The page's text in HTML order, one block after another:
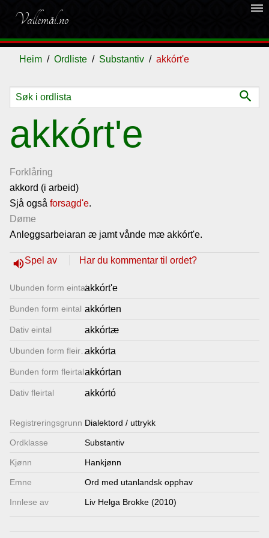
Vallemål.no
dehaze
Heim Ordliste Substantiv akkórt'e
search
akkórt'e
Forklåring
akkord (i arbeid)
Sjå også forsagd'e.
Døme
Anleggsarbeiaran æ jamt vånde mæ akkórt'e.
volume_upSpel av Har du kommentar til ordet?
Ubunden form eintalakkórt'e
Bunden form eintal akkórten
Dativ eintal akkórtæ
Ubunden form fleirtal
akkórta
Bunden form fleirtalakkórtan
Dativ fleirtal akkórtó
Registrerings­grunn Dialektord / uttrykk
Ordklasse Substantiv
Kjønn Hankjønn
Emne Ord med utanlandsk opphav
Innlese av Liv Helga Brokke (2010)
Ordliste
Om
vallemålet
Gjestebok
Lenkjer
Kontakt
oss